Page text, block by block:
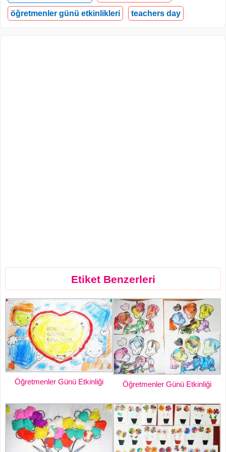
öğretmenler günü etkinlikleri teachers day
Etiket Benzerleri
Öğretmenler Günü Etkinliği Öğretmenler Günü Etkinliği